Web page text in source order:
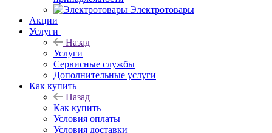
Электротовары
Акции
Услуги
Назад
Услуги
Сервисные службы
Дополнительные услуги
Как купить
Назад
Как купить
Условия оплаты
Условия доставки